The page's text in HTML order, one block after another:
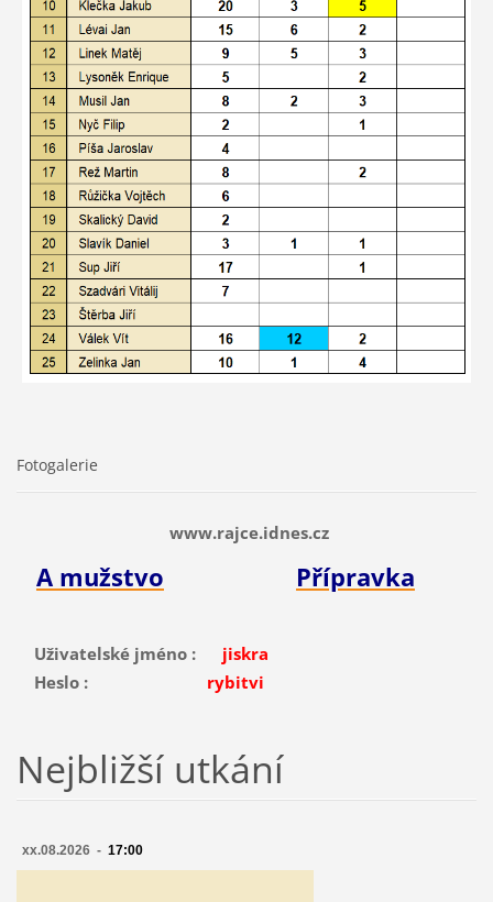
Fotogalerie
www.rajce.idnes.cz
A mužstvo Přípravka
Uživatelské jméno : jiskra
Heslo : rybitvi
Nejbližší utkání
xx.08.2026 - 17:00